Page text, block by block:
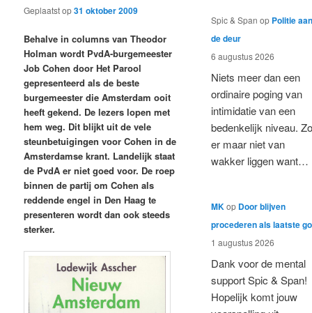
Geplaatst op31 oktober 2009
Behalve in columns van Theodor
Holman wordt PvdA-burgemeester
Job Cohen door Het Parool
gepresenteerd als de beste
burgemeester die Amsterdam ooit
heeft gekend. De lezers lopen met
hem weg. Dit blijkt uit de vele
steunbetuigingen voor Cohen in de
Amsterdamse krant. Landelijk staat
de PvdA er niet goed voor. De roep
binnen de partij om Cohen als
reddende engel in Den Haag te
presenteren wordt dan ook steeds
sterker.
Spic & Span op Politie aan
de deur
6 augustus 2026
Niets meer dan een
ordinaire poging van
intimidatie van een
bedenkelijk niveau.
er maar niet van
wakker liggen want…
MKop Door blijven
procederen als laatste
1 augustus 2026
Dank voor de mental
support Spic & Span!
Hopelijk komt jouw